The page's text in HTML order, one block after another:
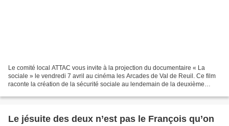
Le comité local ATTAC vous invite à la projection du documentaire « La
sociale » le vendredi 7 avril au cinéma les Arcades de Val de Reuil. Ce film
raconte la création de la sécurité sociale au lendemain de la deuxième
Le jésuite des deux n’est pas le François qu’on